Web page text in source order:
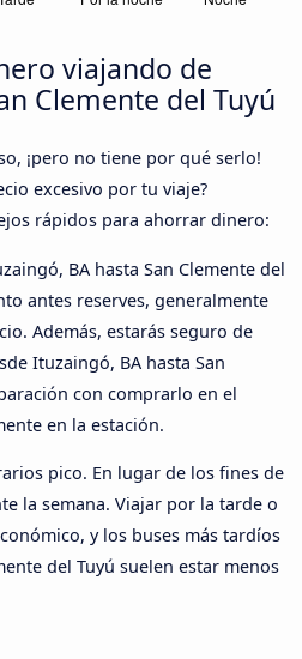
viajando de
Clemente del Tuyú
¡pero no tiene por qué serlo!
excesivo por tu viaje?
rápidos para ahorrar dinero:
BA hasta San Clemente del
antes reserves, generalmente
Además, estarás seguro de
Ituzaingó, BA hasta San
con comprarlo en el
en la estación.
pico. En lugar de los fines de
la semana. Viajar por la tarde o
y los buses más tardíos
del Tuyú suelen estar menos